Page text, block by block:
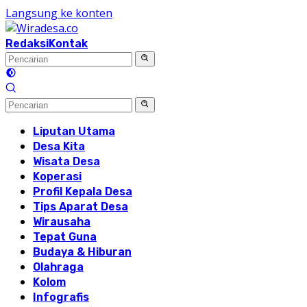
Langsung ke konten
RedaksiKontak
Liputan Utama
Desa Kita
Wisata Desa
Koperasi
Profil Kepala Desa
Tips Aparat Desa
Wirausaha
Tepat Guna
Budaya & Hiburan
Olahraga
Kolom
Infografis